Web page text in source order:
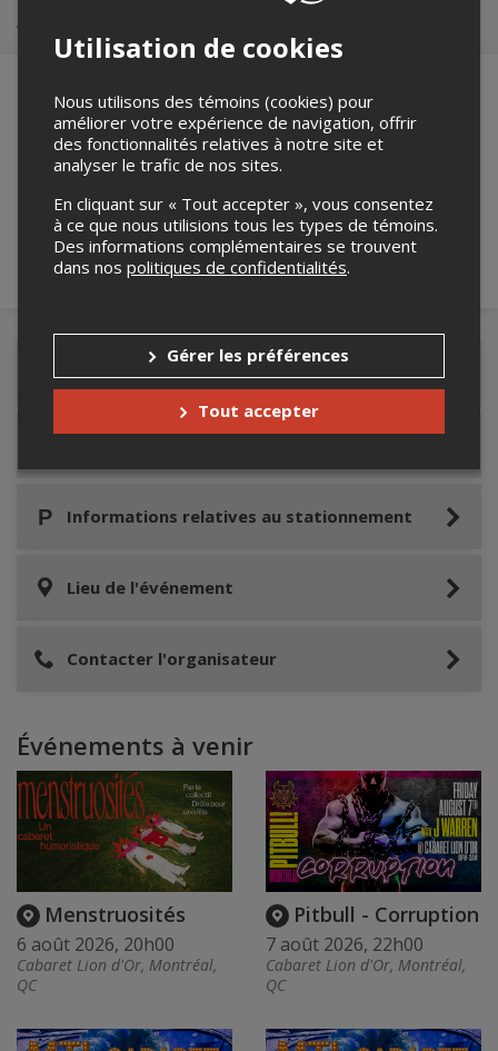
Achat de billets
Merci de confirmer que vous n'êtes pas un
robot ci-bas.
Détails de l'événement
Informations relatives au stationnement
Lieu de l'événement
Contacter l'organisateur
Événements à venir
Menstruosités
6 août 2026, 20h00
Cabaret Lion d'Or, Montréal,
QC
Pitbull - Corruption
7 août 2026, 22h00
Cabaret Lion d'Or, Montréal,
QC
Utilisation de cookies
Nous utilisons des témoins (cookies) pour
améliorer votre expérience de navigation, offrir
des fonctionnalités relatives à notre site et
analyser le trafic de nos sites.
En cliquant sur « Tout accepter », vous consentez
à ce que nous utilisions tous les types de témoins.
Des informations complémentaires se trouvent
dans nos politiques de confidentialités.
Gérer les préférences
Tout accepter